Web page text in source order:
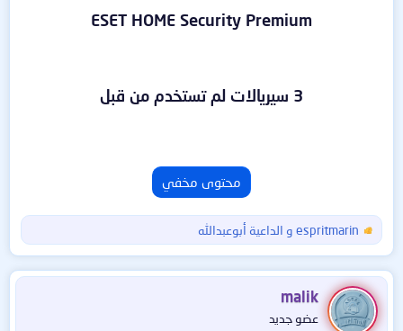
ESET HOME Security Premium
3 سيريالات لم تستخدم من قبل
محتوى مخفي
ل
ت
ف
ا
ع
espritmarin و الداعية أبوعبدالله
malik
عضو جديد